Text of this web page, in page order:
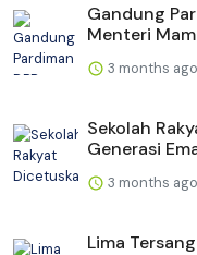
Gandung
Menteri
3 months ago
Sekolah
Generasi
3 months ago
Lima